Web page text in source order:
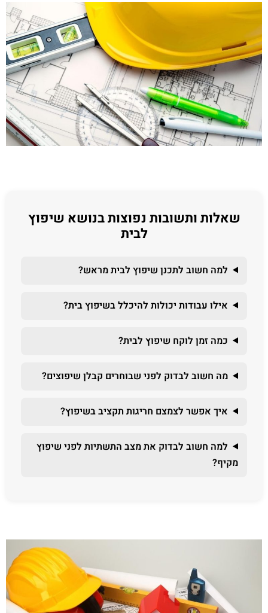
שאלות ותשובות נפוצות בנושא שיפוץ
לבית
למה חשוב לתכנן שיפוץ לבית מראש?
אילו עבודות יכולות להיכלל בשיפוץ בית?
כמה זמן לוקח שיפוץ לבית?
מה חשוב לבדוק לפני שבוחרים קבלן שיפוצים?
איך אפשר לצמצם חריגות תקציב בשיפוץ?
למה חשוב לבדוק את מצב התשתיות לפני שיפוץ
מקיף?